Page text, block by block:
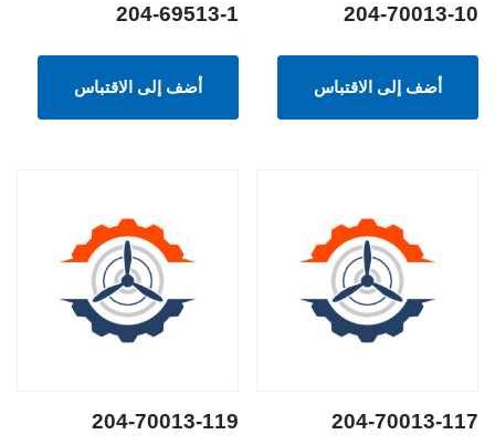
204-70013-10
أضف إلى الاقتباس
204-69513-1
أضف إلى الاقتباس
204-70013-117
204-70013-119